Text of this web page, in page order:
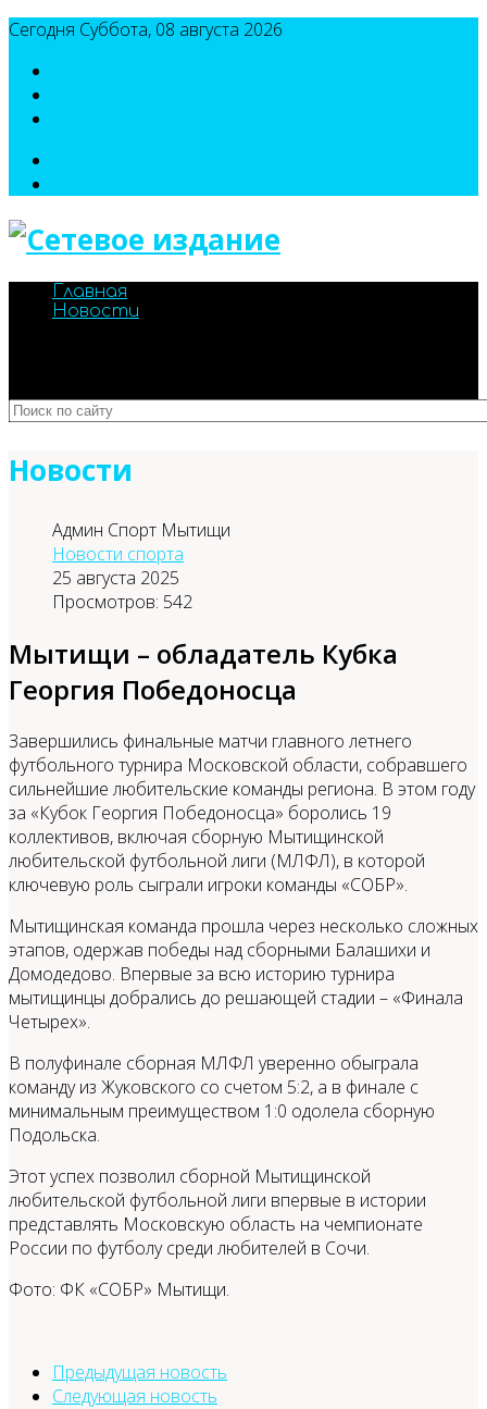
Сегодня Суббота, 08 августа 2026
Главная
Новости
Новости
Админ Спорт Мытищи
Новости спорта
25 августа 2025
Просмотров: 542
Мытищи – обладатель Кубка
Георгия Победоносца
Завершились финальные матчи главного летнего
футбольного турнира Московской области, собравшего
сильнейшие любительские команды региона. В этом году
за «Кубок Георгия Победоносца» боролись 19
коллективов, включая сборную Мытищинской
любительской футбольной лиги (МЛФЛ), в которой
ключевую роль сыграли игроки команды «СОБР».
Мытищинская команда прошла через несколько сложных
этапов, одержав победы над сборными Балашихи и
Домодедово. Впервые за всю историю турнира
мытищинцы добрались до решающей стадии – «Финала
Четырех».
В полуфинале сборная МЛФЛ уверенно обыграла
команду из Жуковского со счетом 5:2, а в финале с
минимальным преимуществом 1:0 одолела сборную
Подольска.
Этот успех позволил сборной Мытищинской
любительской футбольной лиги впервые в истории
представлять Московскую область на чемпионате
России по футболу среди любителей в Сочи.
Фото: ФК «СОБР» Мытищи.
Предыдущая новость
Следующая новость